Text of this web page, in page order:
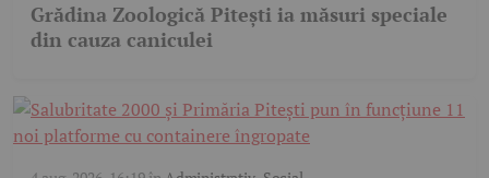
Grădina Zoologică Pitești ia măsuri speciale
din cauza caniculei